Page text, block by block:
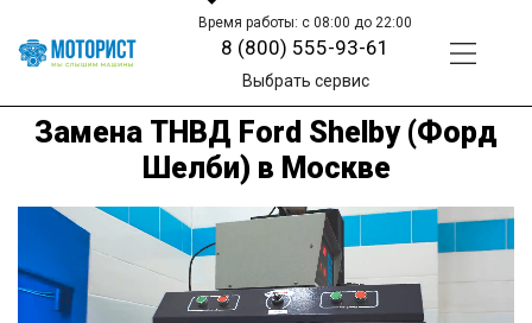
Время работы: с 08:00 до 22:00
8 (800) 555-93-61
Выбрать сервис
Замена ТНВД Ford Shelby (Форд
Шелби) в Москве